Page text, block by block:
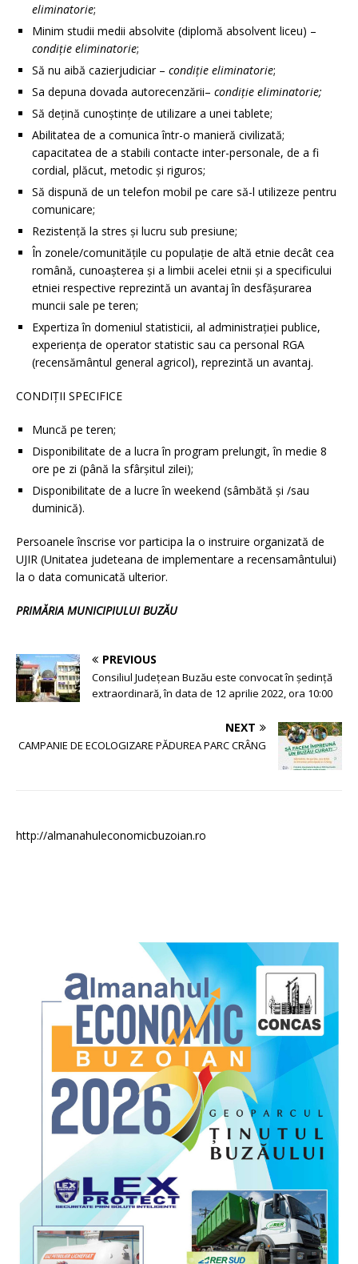
eliminatorie;
Minim studii medii absolvite (diplomă absolvent liceu) –
condiție eliminatorie;
Să nu aibă cazierjudiciar – condiție eliminatorie;
Sa depuna dovada autorecenzării– condiție eliminatorie;
Să dețină cunoștințe de utilizare a unei tablete;
Abilitatea de a comunica într-o manieră civilizată;
capacitatea de a stabili contacte inter-personale, de a fi
cordial, plăcut, metodic şi riguros;
Să dispună de un telefon mobil pe care să-l utilizeze pentru
comunicare;
Rezistenţă la stres şi lucru sub presiune;
În zonele/comunitățile cu populaţie de altă etnie decât cea
română, cunoaşterea şi a limbii acelei etnii şi a specificului
etniei respective reprezintă un avantaj în desfăşurarea
muncii sale pe teren;
Expertiza în domeniul statisticii, al administrației publice,
experiența de operator statistic sau ca personal RGA
(recensământul general agricol), reprezintă un avantaj.
CONDIȚII SPECIFICE
Muncă pe teren;
Disponibilitate de a lucra în program prelungit, în medie 8
ore pe zi (până la sfârşitul zilei);
Disponibilitate de a lucre în weekend (sâmbătă şi /sau
duminică).
Persoanele înscrise vor participa la o instruire organizată de
UJIR (Unitatea judeteana de implementare a recensamântului)
la o data comunicată ulterior.
PRIMĂRIA MUNICIPIULUI BUZĂU
PREVIOUS
Consiliul Județean Buzău este convocat în ședință
extraordinară, în data de 12 aprilie 2022, ora 10:00
NEXT
CAMPANIE DE ECOLOGIZARE PĂDUREA PARC CRÂNG
http://almanahuleconomicbuzoian.ro